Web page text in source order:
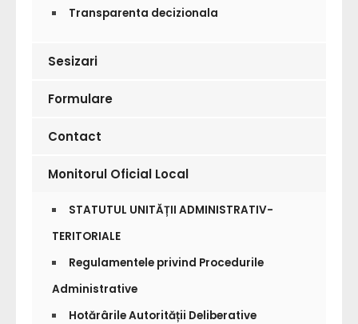
Transparenta decizionala
Sesizari
Formulare
Contact
Monitorul Oficial Local
STATUTUL UNITĂȚII ADMINISTRATIV-
TERITORIALE
Regulamentele privind Procedurile
Administrative
Hotărârile Autorității Deliberative